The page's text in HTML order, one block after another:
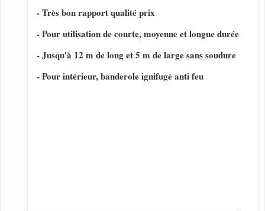
- Très bon rapport qualité prix
- Pour utilisation de courte, moyenne et longue durée
- Jusqu'à 12 m de long et 5 m de large sans soudure
- Pour intérieur, banderole ignifugé anti feu